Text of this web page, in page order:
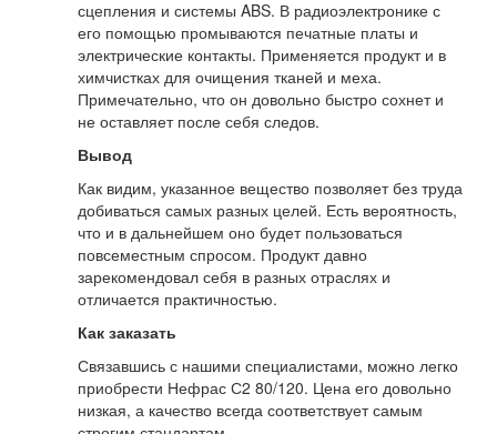
сцепления и системы ABS. В радиоэлектронике с
его помощью промываются печатные платы и
электрические контакты. Применяется продукт и в
химчистках для очищения тканей и меха.
Примечательно, что он довольно быстро сохнет и
не оставляет после себя следов.
Вывод
Как видим, указанное вещество позволяет без труда
добиваться самых разных целей. Есть вероятность,
что и в дальнейшем оно будет пользоваться
повсеместным спросом. Продукт давно
зарекомендовал себя в разных отраслях и
отличается практичностью.
Как заказать
Связавшись с нашими специалистами, можно легко
приобрести Нефрас С2 80/120. Цена его довольно
низкая, а качество всегда соответствует самым